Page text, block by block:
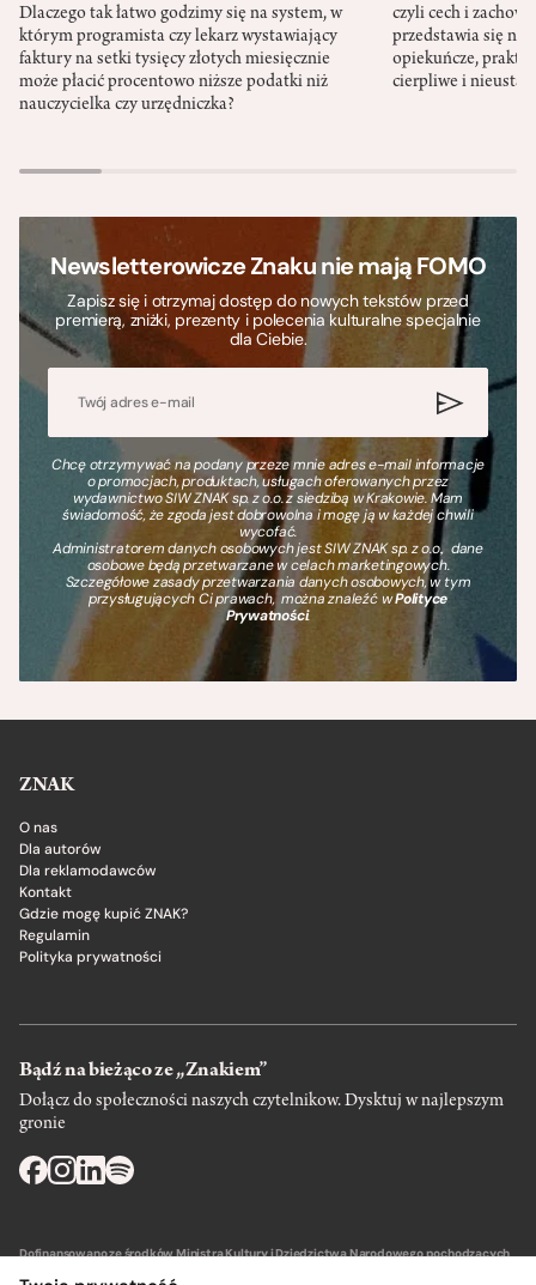
Dlaczego tak łatwo godzimy się na system, w
którym programista czy lekarz wystawiający
faktury na setki tysięcy złotych miesięcznie
może płacić procentowo niższe podatki niż
nauczycielka czy urzędniczka?
czyli cech i
przedstawia się
opiekuńcze,
cierpliwe i
Newsletterowicze Znaku nie mają FOMO
Zapisz się i otrzymaj dostęp do nowych tekstów przed
premierą, zniżki, prezenty i polecenia kulturalne specjalnie
dla Ciebie.
Chcę otrzymywać na podany przeze mnie adres e-mail informacje
o promocjach, produktach, usługach oferowanych przez
wydawnictwo SIW ZNAK sp. z o.o. z siedzibą w Krakowie. Mam
świadomość, że zgoda jest dobrowolna i mogę ją w każdej chwili
wycofać.
Administratorem danych osobowych jest SIW ZNAK sp. z o.o., dane
osobowe będą przetwarzane w celach marketingowych.
Szczegółowe zasady przetwarzania danych osobowych, w tym
przysługujących Ci prawach, można znaleźć wPolityce
Prywatności.
ZNAK
O nas
Dla autorów
Dla reklamodawców
Kontakt
Gdzie mogę kupić ZNAK?
Regulamin
Polityka prywatności
Bądź na bieżąco ze „Znakiem”
Dołącz do społeczności naszych czytelnikow. Dysktuj w najlepszym
gronie
Dofinansowano ze środków Ministra Kultury i Dziedzictwa Narodowego pochodzących